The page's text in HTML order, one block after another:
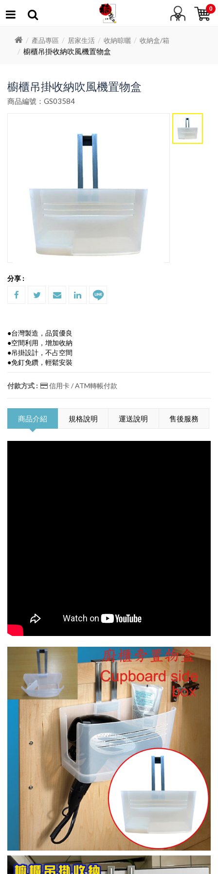
0
產品專區 居家生活 收納晾曬 收納盒/箱
櫥櫃吊掛收納吹風機置物盒
櫥櫃吊掛收納吹風機置物盒
商品編號：GS03584
分享 :
●台灣製造，品質優良
●空間利用，增加收納
●吊掛設計，不占空間
●免釘免鑽，輕鬆安裝
付款方式 : 信用卡 / ATM轉帳付款
商品介紹 規格說明 運送說明 售後服務